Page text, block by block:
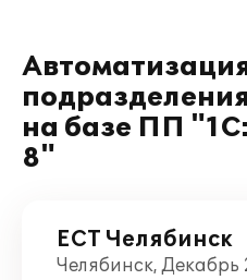
на базе ПП
8"
ЕСТ Челябинск
Челябинск, Декабрь